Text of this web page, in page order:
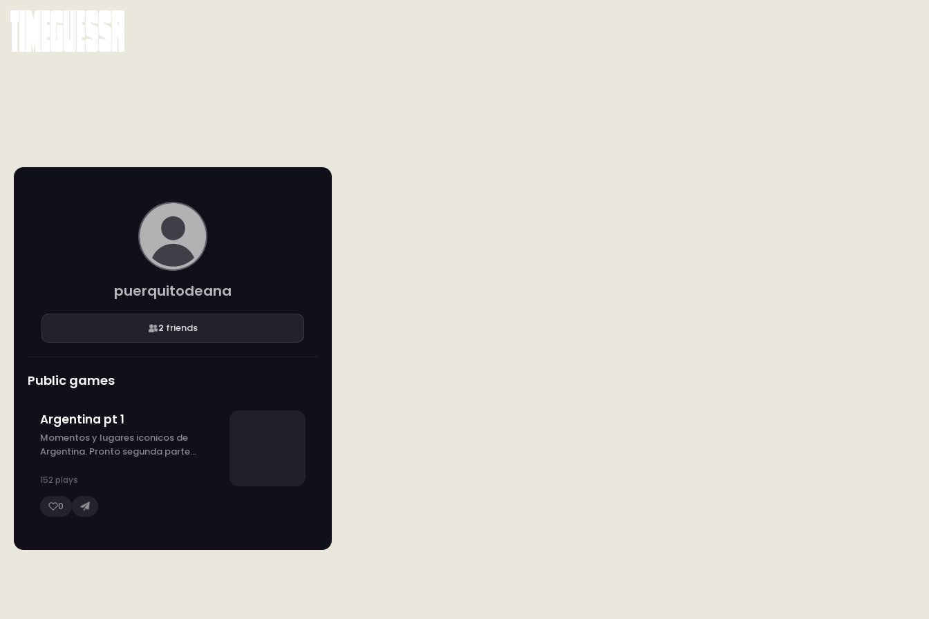
puerquitodeana
2 friends
Public games
Argentina pt 1
Momentos y lugares iconicos de
Argentina. Pronto segunda parte...
152 plays
0